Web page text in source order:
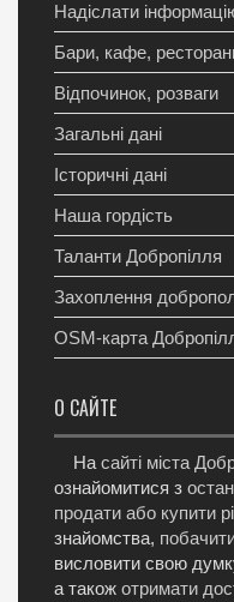
Надіслати
Бари, кафе,
Відпочинок, розваги
Загальні дані
Історичні дані
Наша гордість
Таланти Добропілля
Захоплення
OSM-карта
О САЙТЕ
На сайті міста
ознайомитися з
продати або купити
знайомства,
висловити свою
а також отримати